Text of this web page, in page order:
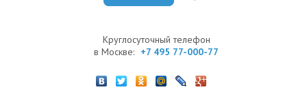
Круглосуточный телефон
в Москве: +7 495 77-000-77